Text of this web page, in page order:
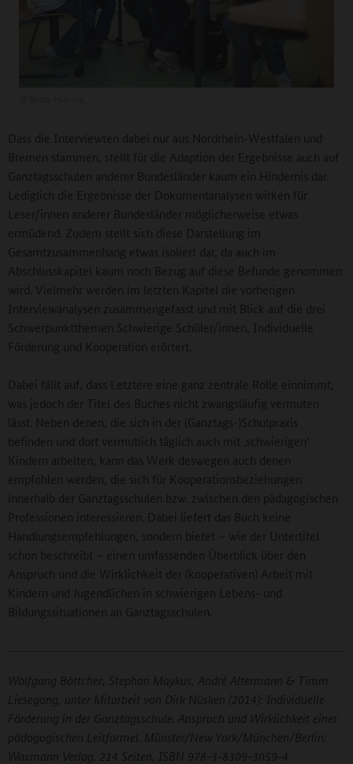
Dass die Interviewten dabei nur aus Nordrhein-Westfalen und
Bremen stammen, stellt für die Adaption der Ergebnisse auch auf
Ganztagsschulen anderer Bundesländer kaum ein Hindernis dar.
Lediglich die Ergebnisse der Dokumentanalysen wirken für
Leser/innen anderer Bundesländer möglicherweise etwas
ermüdend. Zudem stellt sich diese Darstellung im
Gesamtzusammenhang etwas isoliert dar, da auch im
Abschlusskapitel kaum noch Bezug auf diese Befunde genommen
wird. Vielmehr werden im letzten Kapitel die vorherigen
Interviewanalysen zusammengefasst und mit Blick auf die drei
Schwerpunktthemen Schwierige Schüler/innen, Individuelle
Förderung und Kooperation erörtert.
Dabei fällt auf, dass Letztere eine ganz zentrale Rolle einnimmt,
was jedoch der Titel des Buches nicht zwangsläufig vermuten
lässt. Neben denen, die sich in der (Ganztags-)Schulpraxis
befinden und dort vermutlich täglich auch mit ‚schwierigen‘
Kindern arbeiten, kann das Werk deswegen auch denen
empfohlen werden, die sich für Kooperationsbeziehungen
innerhalb der Ganztagsschulen bzw. zwischen den pädagogischen
Professionen interessieren. Dabei liefert das Buch keine
Handlungsempfehlungen, sondern bietet – wie der Untertitel
schon beschreibt – einen umfassenden Überblick über den
Anspruch und die Wirklichkeit der (kooperativen) Arbeit mit
Kindern und Jugendlichen in schwierigen Lebens- und
Bildungssituationen an Ganztagsschulen.
Wolfgang Böttcher, Stephan Maykus, André Altermann & Timm
Liesegang, unter Mitarbeit von Dirk Nüsken (2014): Individuelle
Förderung in der Ganztagsschule. Anspruch und Wirklichkeit einer
pädagogischen Leitformel. Münster/New York/München/Berlin:
Waxmann Verlag. 214 Seiten, ISBN 978-3-8309-3059-4